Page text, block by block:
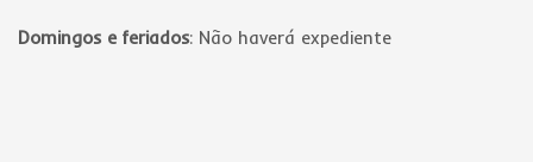
Domingos e feriados: Não haverá expediente